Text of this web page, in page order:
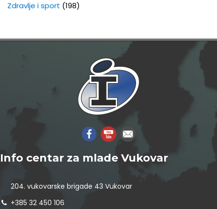
Zdravlje i sport (198)
Info centar za mlade Vukovar
204. vukovarske brigade 43 Vukovar
+385 32 450 106